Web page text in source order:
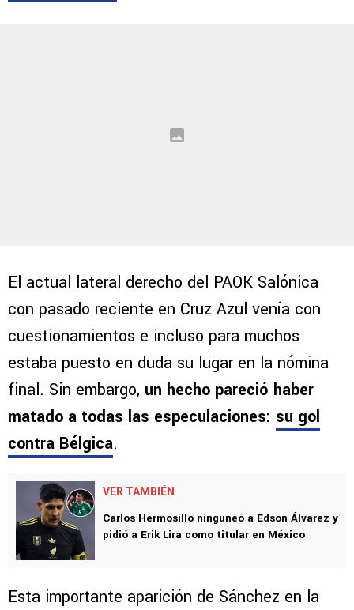
El actual lateral derecho del PAOK Salónica
con pasado reciente en Cruz Azul venía con
cuestionamientos e incluso para muchos
estaba puesto en duda su lugar en la nómina
final. Sin embargo, un hecho pareció haber
matado a todas las especulaciones: su gol
contra Bélgica.
VER TAMBIÉN
Carlos Hermosillo ninguneó a Edson Álvarez y
pidió a Erik Lira como titular en México
Esta importante aparición de Sánchez en la